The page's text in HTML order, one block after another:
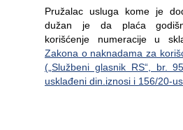
Pružalac usluga kome je
dužan je da plaća
korišćenje numeracije u
Zakona o naknadama za
(„Službeni glasnik RS“, br.
usklađeni din.iznosi i 156/20-